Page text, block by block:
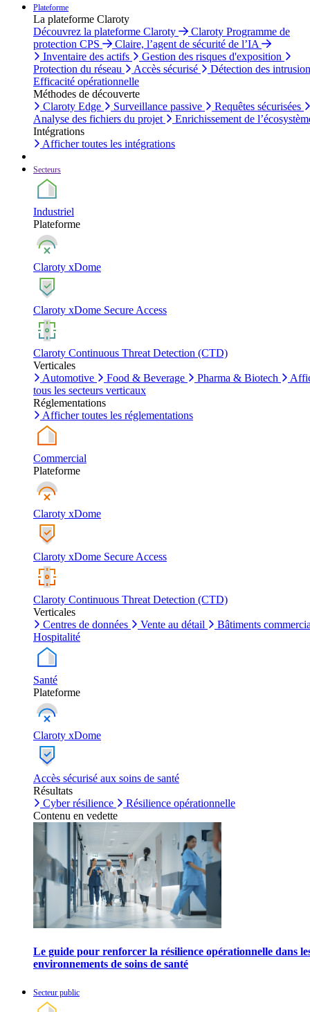
Plateforme
La plateforme Claroty
Découvrez la plateforme Claroty
Claroty Programme de
protection CPS
Claire, l’agent de sécurité de l’IA
Inventaire des actifs
Gestion des risques d'exposition
Protection du réseau
Accès sécurisé
Détection des
Efficacité opérationnelle
Méthodes de découverte
Claroty Edge
Surveillance passive
Requêtes sécurisées
Analyse des fichiers du projet
Enrichissement de
Intégrations
Afficher toutes les intégrations
Secteurs
Industriel
Plateforme
Claroty xDome
Claroty xDome Secure Access
Claroty Continuous Threat Detection (CTD)
Verticales
Automotive
Food & Beverage Pharma & Biotech
tous les secteurs verticaux
Réglementations
Afficher toutes les réglementations
Commercial
Plateforme
Claroty xDome
Claroty xDome Secure Access
Claroty Continuous Threat Detection (CTD)
Verticales
Centres de données
Vente au détail
Bâtiments
Hospitalité
Santé
Plateforme
Claroty xDome
Accès sécurisé aux soins de santé
Résultats
Cyber résilience
Résilience opérationnelle
Contenu en vedette
Le guide pour renforcer la résilience opérationnelle dans
environnements de soins de santé
Secteur public